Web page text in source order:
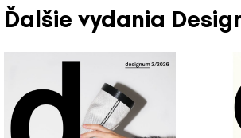
Ďalšie vydania